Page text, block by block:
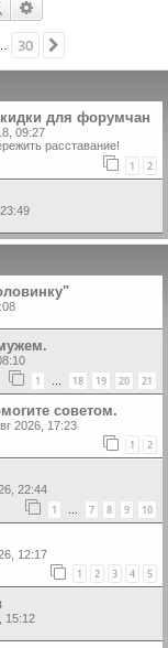
Поиск
30
для форумчан
09:27
расставание!
1 2
1 18 19 20 21
советом.
2026, 17:23
1 2
22:44
1 … 7 8 9 10
12:17
1 2 3 4 5
15:12